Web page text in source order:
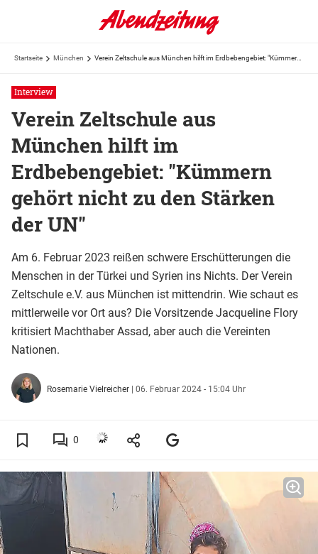
Startseite München Verein Zeltschule aus München hilft im Erdbebengebiet: "Kümmern gehört nicht zu den Stärken der UN"
Interview
Verein Zeltschule aus
München hilft im
Erdbebengebiet: "Kümmern
gehört nicht zu den Stärken
der UN"
Am 6. Februar 2023 reißen schwere Erschütterungen die
Menschen in der Türkei und Syrien ins Nichts. Der Verein
Zeltschule e.V. aus München ist mittendrin. Wie schaut es
mittlerweile vor Ort aus? Die Vorsitzende Jacqueline Flory
kritisiert Machthaber Assad, aber auch die Vereinten
Nationen.
Rosemarie Vielreicher | 06. Februar 2024 - 15:04 Uhr
0